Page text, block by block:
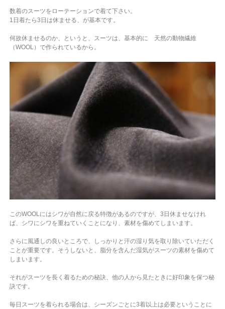
数着のスーツをローテーションで着て下さい。
1日着たら3日は休ませる、が基本です。
何故休ませるのか、というと、スーツは、基本的に 天然の動物繊維
（WOOL）で作られているから。
このWOOLにはシワが自然に戻る特徴があるのですが、3日休ませなけれ
ば、シワにシワを重ねていくことになり、素材を傷めてしまいます。
さらに風通しの良いところで、しっかりと汗の湿り気を取り除いていただく
ことが重要です。 そうしないと、脂分を含んだ湿気がスーツの素材を傷めて
しまいます。
それがスーツを長く着るための秘訣、他の人から見たときに好印象を保つ秘
訣です。
毎日スーツを着られる場合は、シーズンごとに3着以上は必要ということに